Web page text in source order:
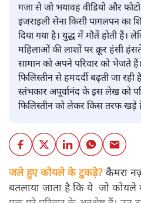
गजा से जो भयावह वीडियो और
इजराइली सेना किसी पागलपन का
दिया गया है। युद्ध में मौतें होती हैं।
महिलाओं की लाशों पर क्रूर हंसी
सामान को अपने परिवार को भेजते
फिलिस्तीन से हमदर्दी बढ़ती जा
स्तंभकार अपूर्वानंद के इस लेख को
फिलिस्तीन को लेकर किस तरफ खड़े
जले हुए कोयले के टुकड़े? कैमरा
बतलाया जाता है कि ये जो